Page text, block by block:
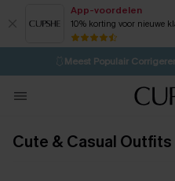
App-voordelen
10% korting voor nieuwe
⚡️LAATSTE KANS
🩱Meest Populair
💌Abonneer je &
Koop 3, krijg 15%
Cute & Casual Outfits